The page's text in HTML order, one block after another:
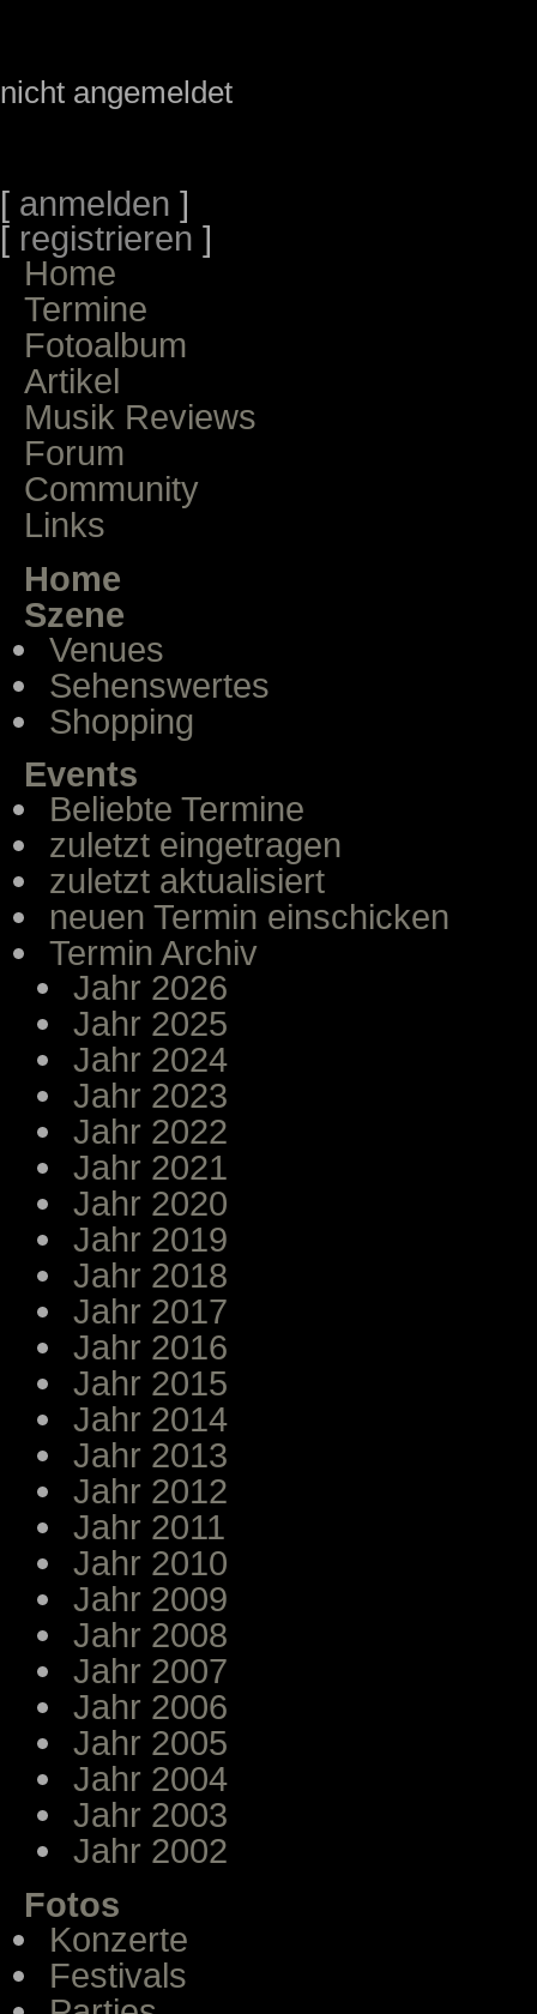
nicht angemeldet
[ anmelden ]
[ registrieren ]
Home
Termine
Fotoalbum
Artikel
Musik Reviews
Forum
Community
Links
Home
Szene
Venues
Sehenswertes
Shopping
Events
Beliebte Termine
zuletzt eingetragen
zuletzt aktualisiert
neuen Termin einschicken
Termin Archiv
Jahr 2026
Jahr 2025
Jahr 2024
Jahr 2023
Jahr 2022
Jahr 2021
Jahr 2020
Jahr 2019
Jahr 2018
Jahr 2017
Jahr 2016
Jahr 2015
Jahr 2014
Jahr 2013
Jahr 2012
Jahr 2011
Jahr 2010
Jahr 2009
Jahr 2008
Jahr 2007
Jahr 2006
Jahr 2005
Jahr 2004
Jahr 2003
Jahr 2002
Fotos
Konzerte
Festivals